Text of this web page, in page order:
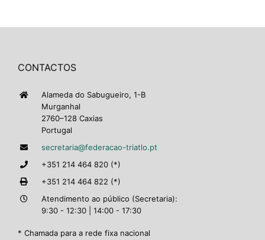
CONTACTOS
Alameda do Sabugueiro, 1-B
Murganhal
2760–128 Caxias
Portugal
secretaria@federacao-triatlo.pt
+351 214 464 820 (*)
+351 214 464 822 (*)
Atendimento ao público (Secretaria):
9:30 - 12:30 | 14:00 - 17:30
* Chamada para a rede fixa nacional